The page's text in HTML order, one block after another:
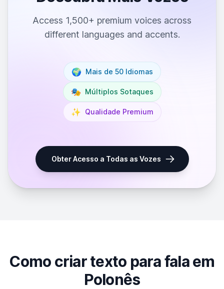
Access 1,500+ premium voices across
different languages and accents.
🌍 Mais de 50 Idiomas
🎭 Múltiplos Sotaques
✨ Qualidade Premium
Obter Acesso a Todas as Vozes
Como criar texto para fala em
Polonês